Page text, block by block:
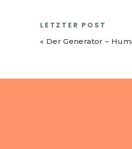
« Der Generator – Human Design
LETZTER POST